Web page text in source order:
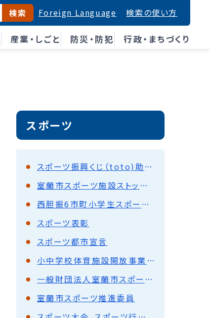
産業・しごと 防災・防犯 行政・まちづくり
検索 Foreign Language 検索の使い方
スポーツ
スポーツ振興くじ（toto)助成事業報告
室蘭市スポーツ施設ストック適正化計画
西胆振6市町小学生スポーツ交流会
スポーツ表彰
スポーツ都市宣言
小中学校体育施設開放事業について
一般財団法人室蘭市スポーツ協会について
室蘭市スポーツ推進委員